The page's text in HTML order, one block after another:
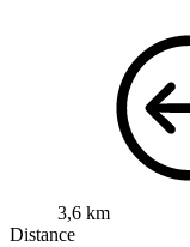
3,6 km
Distance